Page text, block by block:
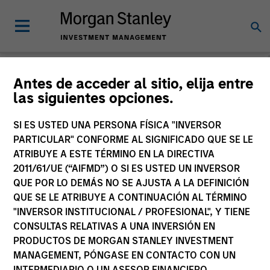
Antes de acceder al sitio, elija entre
las siguientes opciones.
SI ES USTED UNA PERSONA FÍSICA "INVERSOR
PARTICULAR" CONFORME AL SIGNIFICADO QUE SE LE
ATRIBUYE A ESTE TÉRMINO EN LA DIRECTIVA
2011/61/UE (“AIFMD”) O SI ES USTED UN INVERSOR
QUE POR LO DEMÁS NO SE AJUSTA A LA DEFINICIÓN
QUE SE LE ATRIBUYE A CONTINUACIÓN AL TÉRMINO
"INVERSOR INSTITUCIONAL / PROFESIONAL", Y TIENE
CONSULTAS RELATIVAS A UNA INVERSIÓN EN
PRODUCTOS DE MORGAN STANLEY INVESTMENT
MANAGEMENT, PÓNGASE EN CONTACTO CON UN
Morgan Stanley
Investment Funds
Change Fund Vehicle
Esta es una comunicación con fines comerciales.